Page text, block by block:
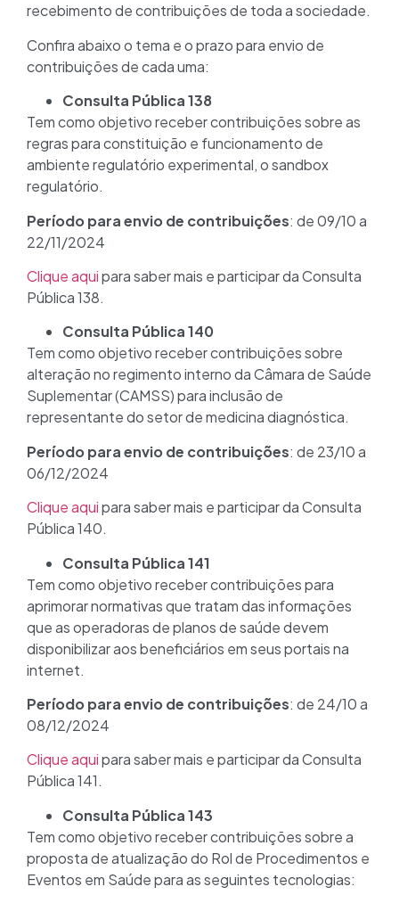
recebimento de contribuições de toda a sociedade.
Confira abaixo o tema e o prazo para envio de
contribuições de cada uma:
Consulta Pública 138
Tem como objetivo receber contribuições sobre as
regras para constituição e funcionamento de
ambiente regulatório experimental, o sandbox
regulatório.
Período para envio de contribuições: de 09/10 a
22/11/2024
Clique aquipara saber mais e participar da Consulta
Pública 138.
Consulta Pública 140
Tem como objetivo receber contribuições sobre
alteração no regimento interno da Câmara de Saúde
Suplementar (CAMSS) para inclusão de
representante do setor de medicina diagnóstica.
Período para envio de contribuições: de 23/10 a
06/12/2024
Clique aquipara saber mais e participar da Consulta
Pública 140.
Consulta Pública 141
Tem como objetivo receber contribuições para
aprimorar normativas que tratam das informações
que as operadoras de planos de saúde devem
disponibilizar aos beneficiários em seus portais na
internet.
Período para envio de contribuições: de 24/10 a
08/12/2024
Clique aquipara saber mais e participar da Consulta
Pública 141.
Consulta Pública 143
Tem como objetivo receber contribuições sobre a
proposta de atualização do Rol de Procedimentos e
Eventos em Saúde para as seguintes tecnologias: